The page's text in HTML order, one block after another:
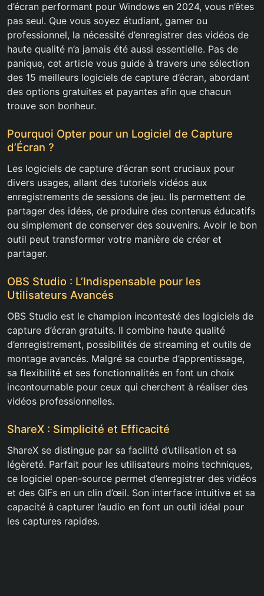
d’écran performant pour Windows en 2024, vous n’êtes
pas seul. Que vous soyez étudiant, gamer ou
professionnel, la nécessité d’enregistrer des vidéos de
haute qualité n’a jamais été aussi essentielle. Pas de
panique, cet article vous guide à travers une sélection
des 15 meilleurs logiciels de capture d’écran, abordant
des options gratuites et payantes afin que chacun
trouve son bonheur.
Pourquoi Opter pour un Logiciel de Capture
d’Écran ?
Les logiciels de capture d’écran sont cruciaux pour
divers usages, allant des tutoriels vidéos aux
enregistrements de sessions de jeu. Ils permettent de
partager des idées, de produire des contenus éducatifs
ou simplement de conserver des souvenirs. Avoir le bon
outil peut transformer votre manière de créer et
partager.
OBS Studio : L’Indispensable pour les
Utilisateurs Avancés
OBS Studio est le champion incontesté des logiciels de
capture d’écran gratuits. Il combine haute qualité
d’enregistrement, possibilités de streaming et outils de
montage avancés. Malgré sa courbe d’apprentissage,
sa flexibilité et ses fonctionnalités en font un choix
incontournable pour ceux qui cherchent à réaliser des
vidéos professionnelles.
ShareX : Simplicité et Efficacité
ShareX se distingue par sa facilité d’utilisation et sa
légèreté. Parfait pour les utilisateurs moins techniques,
ce logiciel open-source permet d’enregistrer des vidéos
et des GIFs en un clin d’œil. Son interface intuitive et sa
capacité à capturer l’audio en font un outil idéal pour
les captures rapides.